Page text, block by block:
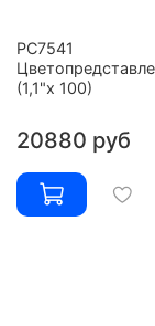
РС7541
(1,1"х 100)
20880 руб